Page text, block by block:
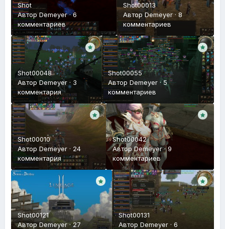
Shot
АвторDemeyer·6
комментариев
Shot00013
АвторDemeyer· 8
комментариев
Shot00048
Автор Demeyer · 3
комментария
Shot00055
Автор Demeyer·5
комментариев
Shot00010
Автор Demeyer · 24
комментария
Shot00042
АвторDemeyer·9
комментариев
Shot00121
АвторDemeyer·27
Shot00131
АвторDemeyer ·6